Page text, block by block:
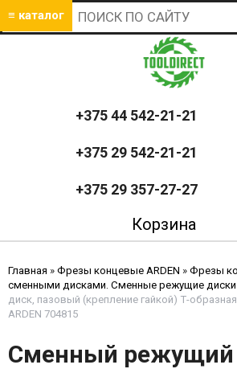
≡ каталог
+375 44 542-21-21
+375 29 542-21-21
+375 29 357-27-27
Корзина
Главная » Фрезы концевые ARDEN » Фрезы
сменными дисками. Сменные режущие диски
диск, пазовый (крепление гайкой) Т-
ARDEN 704815
Сменный режущий